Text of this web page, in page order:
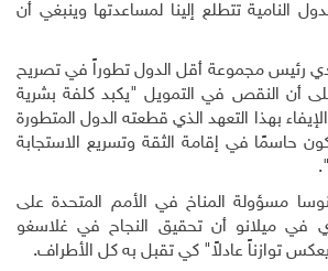
النامية تتطلع إلينا لمساعدتها وينبغي أن
رئيس مجموعة أقل الدول تطوراً في تصريح
أن النقص في التمويل "يكبد كلفة بشرية
بهذا التعهد الذي قطعته الدول المتطورة
حاسمًا في إقامة الثقة وتسريع الاستجابة
مسؤولة المناخ في الأمم المتحدة على
في ميلانو أن تحقيق النجاح في غلاسغو
توازناً عادلاً" كي تقبل به كل الأطراف.